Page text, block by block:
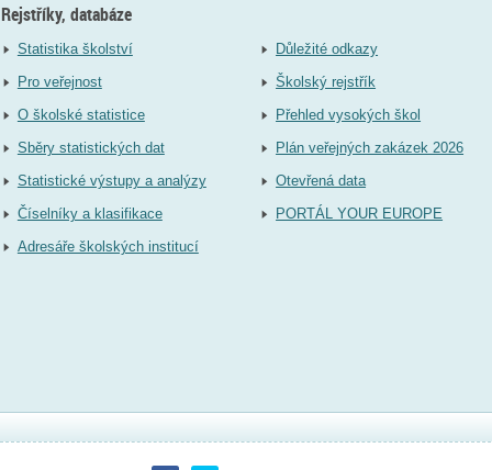
Rejstříky, databáze
Statistika školství
Pro veřejnost
O školské statistice
Sběry statistických dat
Statistické výstupy a analýzy
Číselníky a klasifikace
Adresáře školských institucí
Důležité odkazy
Školský rejstřík
Přehled vysokých škol
Plán veřejných zakázek 2026
Otevřená data
PORTÁL YOUR EUROPE